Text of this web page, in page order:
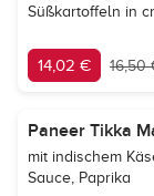
Süßkartoffeln in
14,02 € 16,50
Paneer Tikka
mit indischem
Sauce, Paprika